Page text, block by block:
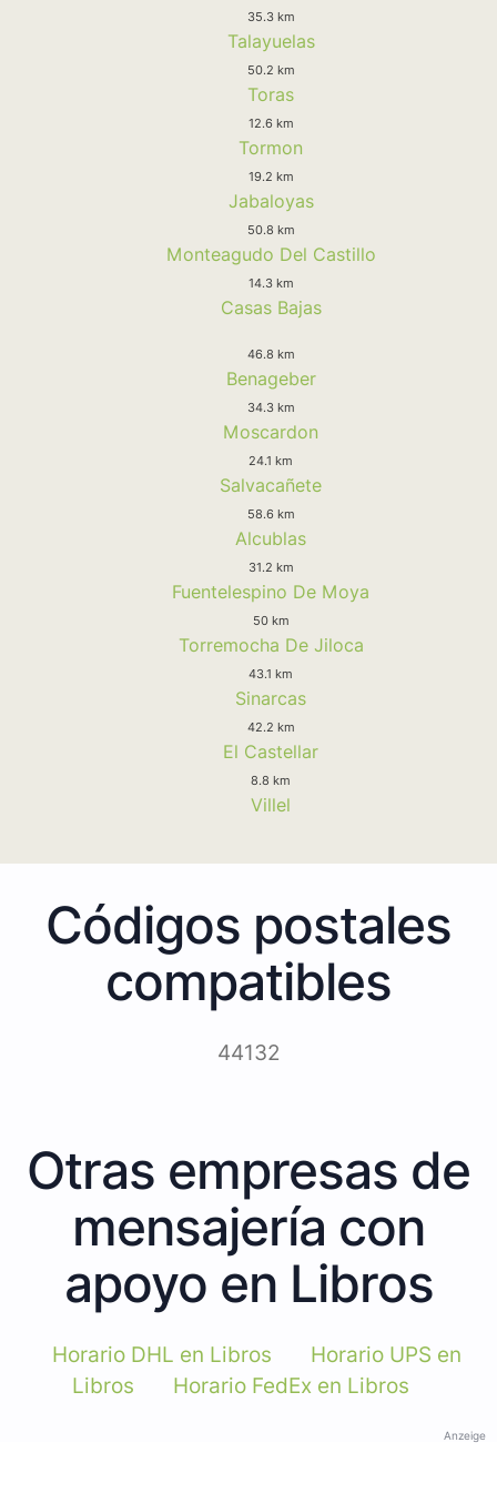
35.3 km
Talayuelas
50.2 km
Toras
12.6 km
Tormon
19.2 km
Jabaloyas
50.8 km
Monteagudo Del Castillo
14.3 km
Casas Bajas
46.8 km
Benageber
34.3 km
Moscardon
24.1 km
Salvacañete
58.6 km
Alcublas
31.2 km
Fuentelespino De Moya
50 km
Torremocha De Jiloca
43.1 km
Sinarcas
42.2 km
El Castellar
8.8 km
Villel
Códigos postales
compatibles
44132
Otras empresas de
mensajería con
apoyo en Libros
Horario DHL en Libros
Horario UPS en
Libros
Horario FedEx en Libros
Anzeige